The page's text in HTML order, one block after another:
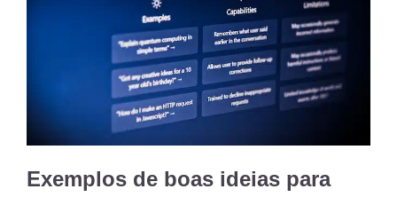
Exemplos de boas ideias para